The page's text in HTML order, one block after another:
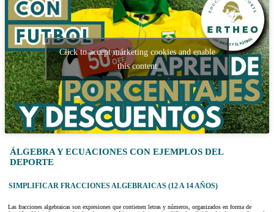
Click to accept márketing cookies and enable
this content
ÁLGEBRA Y ECUACIONES CON EJEMPLOS DEL
DEPORTE
SIMPLIFICAR FRACCIONES ALGEBRAICAS (12 A 14 AÑOS)
Las fracciones algebraicas son expresiones que contienen letras y números, organizados en forma de